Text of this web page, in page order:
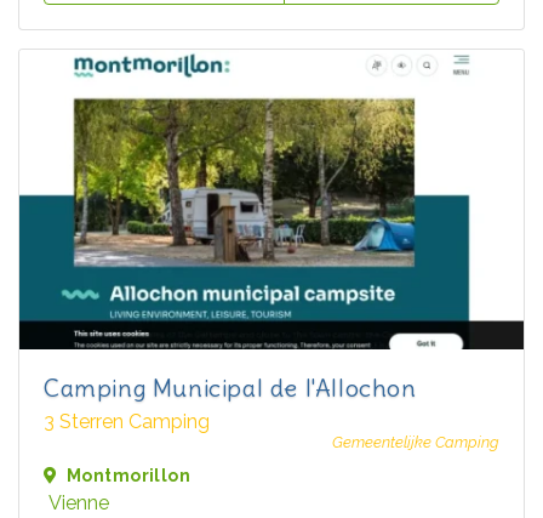
Camping Municipal de l'Allochon
3 Sterren Camping
Gemeentelijke Camping
Montmorillon
Vienne